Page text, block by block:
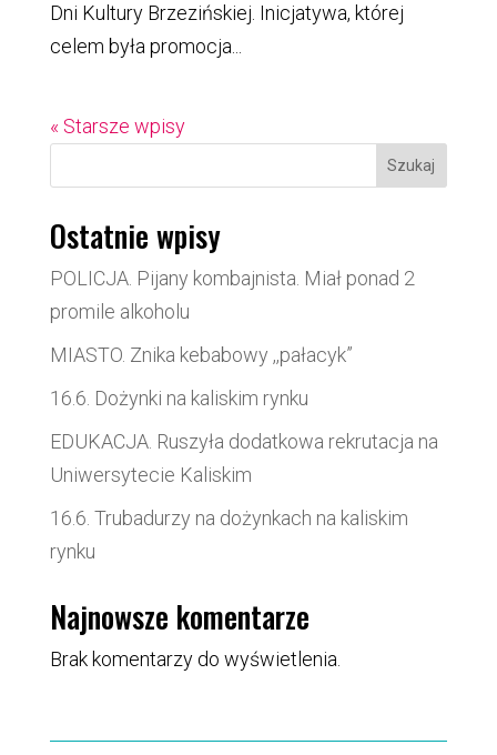
Dni Kultury Brzezińskiej. Inicjatywa, której
celem była promocja...
« Starsze wpisy
Szukaj
Ostatnie wpisy
POLICJA. Pijany kombajnista. Miał ponad 2
promile alkoholu
MIASTO. Znika kebabowy ,,pałacyk”
16.6. Dożynki na kaliskim rynku
EDUKACJA. Ruszyła dodatkowa rekrutacja na
Uniwersytecie Kaliskim
16.6. Trubadurzy na dożynkach na kaliskim
rynku
Najnowsze komentarze
Brak komentarzy do wyświetlenia.